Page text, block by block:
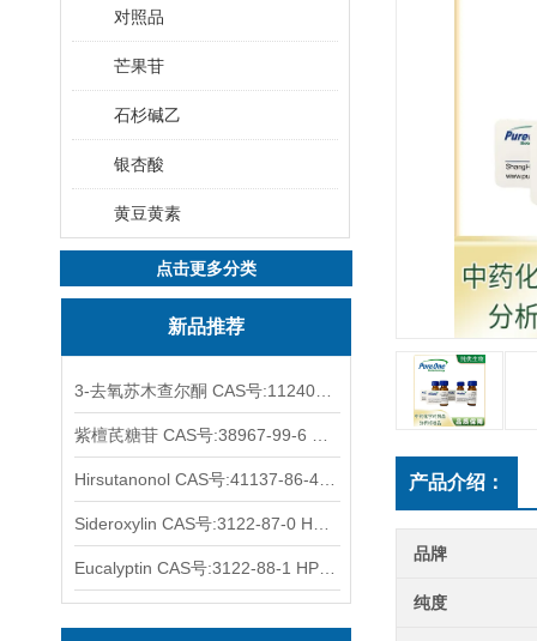
对照品
芒果苷
石杉碱乙
银杏酸
黄豆黄素
点击更多分类
新品推荐
产品介绍：
品牌
纯度